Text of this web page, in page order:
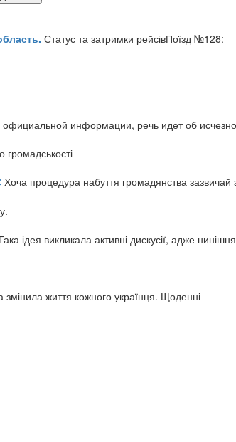
Статус та затримки рейсівПоїзд №128:
информации, речь идет об
громадськості
Хоча процедура набуття громадянства зазвичай
ідея викликала активні дискусії, адже
життя кожного українця. Щоденні